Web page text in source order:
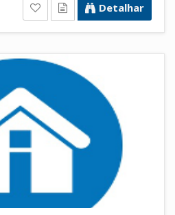
Detalhar